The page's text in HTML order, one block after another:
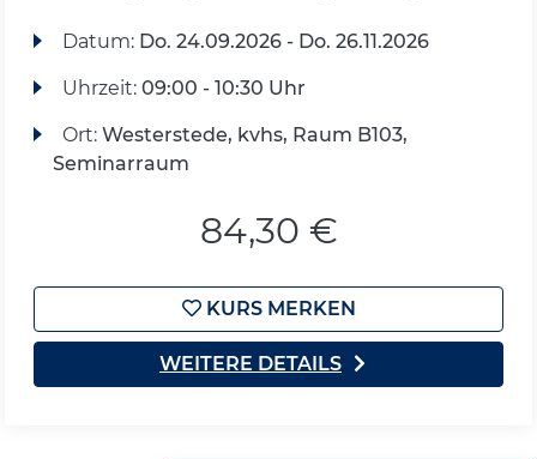
Datum: Do. 24.09.2026 - Do. 26.11.2026
Uhrzeit: 09:00 - 10:30 Uhr
Ort: Westerstede, kvhs, Raum B103,
Seminarraum
84,30 €
KURS MERKEN
WEITERE DETAILS